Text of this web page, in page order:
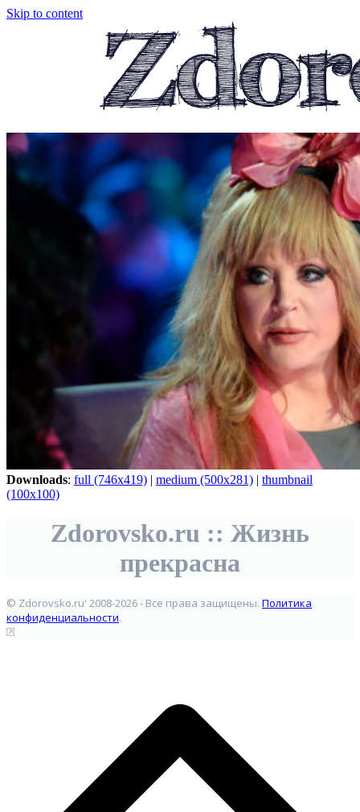
Skip to content
Downloads: full (746x419) | medium (500x281) | thumbnail
(100x100)
Zdorovsko.ru :: Жизнь
прекрасна
© Zdorovsko.ru' 2008-2026 - Все права защищены. Политика
конфиденциальности.